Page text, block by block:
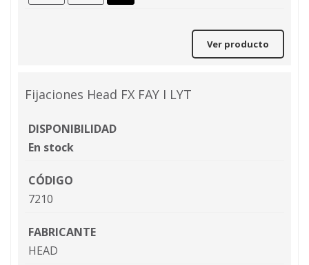
Ver producto
Fijaciones Head FX FAY I LYT
DISPONIBILIDAD
En stock
CÓDIGO
7210
FABRICANTE
HEAD